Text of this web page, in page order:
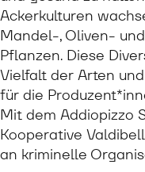
Ackerkulturen
Mandel-, Oliven-
Pflanzen. Diese
Vielfalt der Arten
für die
Mit dem Addiopizzo
Kooperative
an kriminelle